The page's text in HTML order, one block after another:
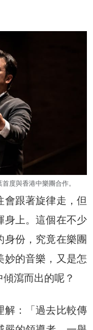
度與香港中樂團合作。
會跟著旋律走，但
身上。這個在不少
身份，究竟在樂團
妙的音樂，又是怎
瀉而出的呢？
解：「過去比較傳